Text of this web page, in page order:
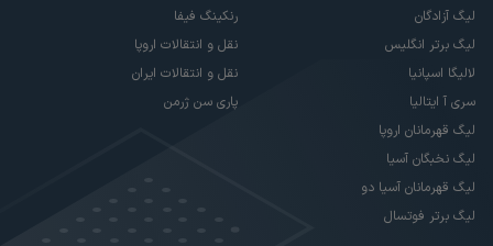
لیگ آزادگان
لیگ برتر انگلیس
لالیگا اسپانیا
سری آ ایتالیا
لیگ قهرمانان اروپا
لیگ نخبگان آسیا
لیگ قهرمانان آسیا دو
لیگ برتر فوتسال
رنکینگ فیفا
نقل و انتقالات اروپا
نقل و انتقالات ایران
پاری سن ژرمن